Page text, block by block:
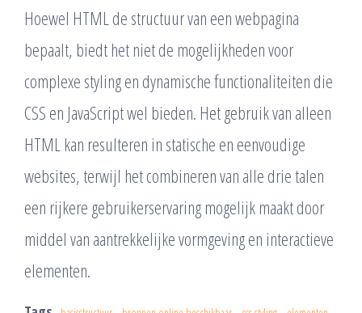
Hoewel HTML de structuur van een webpagina
bepaalt, biedt het niet de mogelijkheden voor
complexe styling en dynamische functionaliteiten die
CSS en JavaScript wel bieden. Het gebruik van alleen
HTML kan resulteren in statische en eenvoudige
websites, terwijl het combineren van alle drie talen
een rijkere gebruikerservaring mogelijk maakt door
middel van aantrekkelijke vormgeving en interactieve
elementen.